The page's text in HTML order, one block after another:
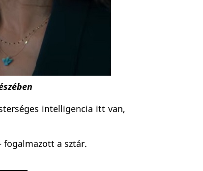
intelligencia itt van,
fogalmazott a sztár.